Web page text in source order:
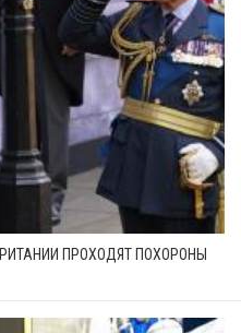
ПРОХОДЯТ ПОХОРОНЫ